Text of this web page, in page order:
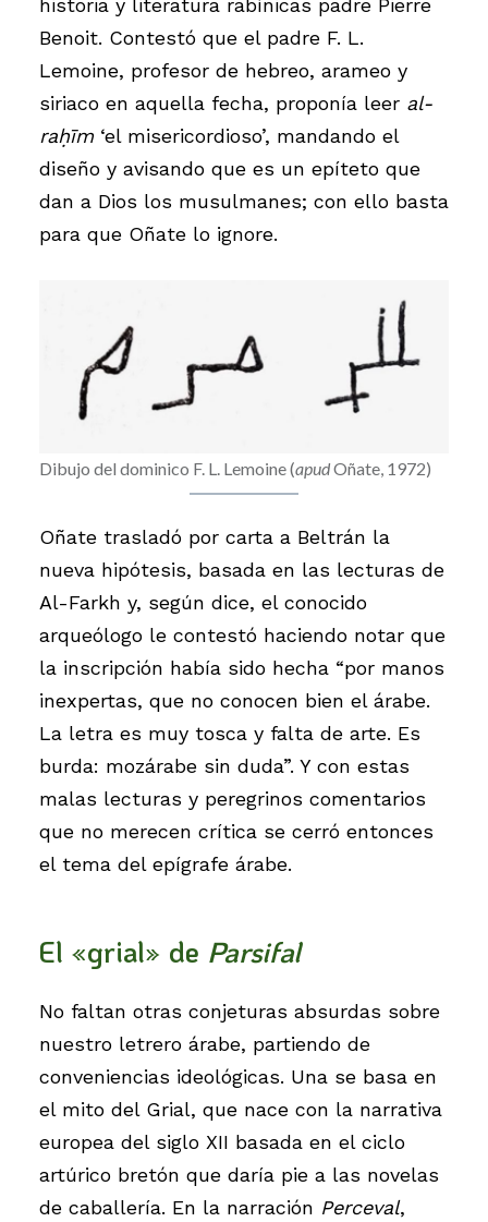
Benoit. Contestó que el padre F. L.
Lemoine, profesor de hebreo, arameo y
siriaco en aquella fecha, proponía leer al-
raḥīm‘el misericordioso’, mandando el
diseño y avisando que es un epíteto que
dan a Dios los musulmanes; con ello basta
para que Oñate lo ignore.
Dibujo del dominico F. L. Lemoine (apudOñate, 1972)
Oñate trasladó por carta a Beltrán la
nueva hipótesis, basada en las lecturas de
Al-Farkh y, según dice, el conocido
arqueólogo le contestó haciendo notar que
la inscripción había sido hecha “por manos
inexpertas, que no conocen bien el árabe.
La letra es muy tosca y falta de arte. Es
burda: mozárabe sin duda”. Y con estas
malas lecturas y peregrinos comentarios
que no merecen crítica se cerró entonces
el tema del epígrafe árabe.
El «grial» de Parsifal
No faltan otras conjeturas absurdas sobre
nuestro letrero árabe, partiendo de
conveniencias ideológicas. Una se basa en
el mito del Grial, que nace con la narrativa
europea del siglo XII basada en el ciclo
artúrico bretón que daría pie a las novelas
de caballería. En la narración Perceval,